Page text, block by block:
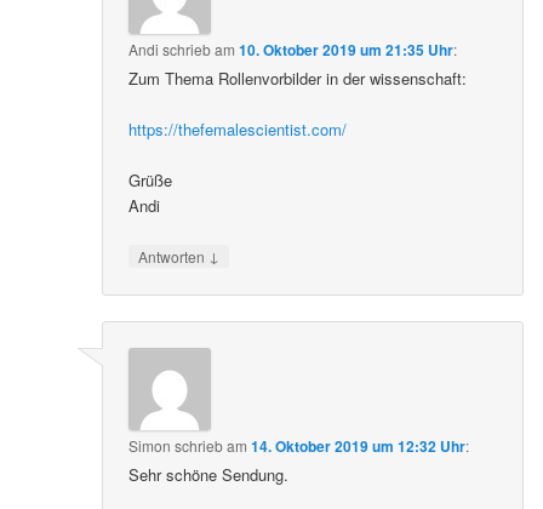
Andi schriebam10. Oktober 2019 um 21:35 Uhr:
Zum Thema Rollenvorbilder in der wissenschaft:
https://thefemalescientist.com/
Grüße
Andi
Antworten ↓
Simon schriebam14. Oktober 2019 um 12:32 Uhr:
Sehr schöne Sendung.